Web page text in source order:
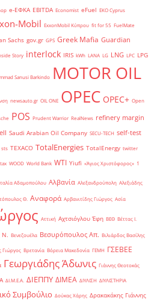
e-ΕΦΚΑ EBITDA Economist eFuel EKO Cyprus
Mobil ExxonMobil Κύπρου fit for 55 FuelMate
Sachs gov.gr GPS Greek Mafia Guardian
Story interlock IRIS kWh LANA LG LNG LPC LPG
Sanusi Barkindo MOTOR OIL
newsauto.gr OIL ONE OPEC OPEC+ Open
POS Prudent Warrior RealNews refinery margin
Saudi Arabian Oil Company SECU-TECH self-test
sts TEXACO TotalEnergies TotalEnergy twitter
WOOD World Bank WTI Yiufi «Άγιος Χριστόφορος» ΄1
Αδαμοπούλου Αλβανία Αλεξανδρούπολη Αλεξιάδης
Θ. Αναφορά Αρβανιτίδης Γιώργος Ασία
Αττική Αχτσιόγλου Έφη ΒΕΘ Βέττας Ι.
Ν. Βενεζουέλα Βεσυρόπουλος Απ. Βιλιάρδος Βασίλης
Γιώργος Βρετανία Βόρεια Μακεδονία ΓΕΜΗ ΓΣΕΒΕΕ
Γεωργιάδης Άδωνις Γιάννης Θεοτοκάς
ΔΙ.Μ.Ε.Α. ΔΙΕΠΠΥ ΔΙΜΕΑ ΔΙΥΛΙΣΗ ΔΙΥΛΙΣΤΗΡΙΑ
Συμβούλιο Δούκας Χάρης Δρακακάκης Γιάννης